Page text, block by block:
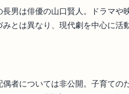
長男は俳優の山口賢人。ドラマや
みとは異なり、現代劇を中心に活
偶者については非公開。子育ての